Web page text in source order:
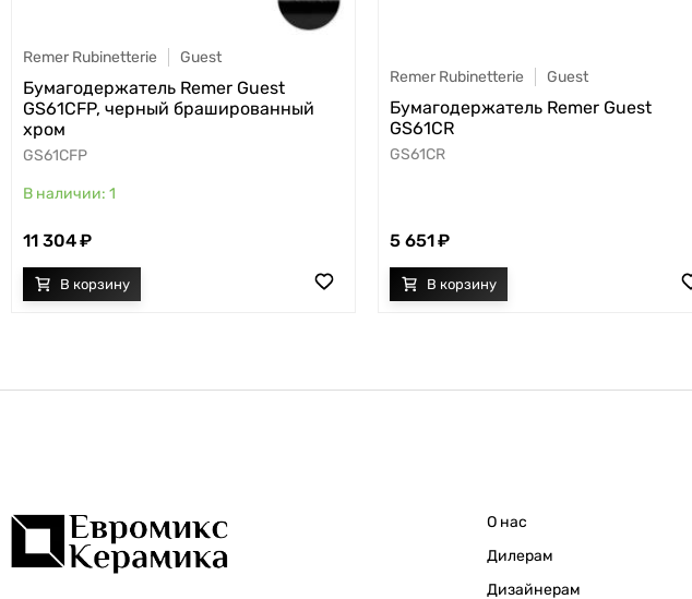
Remer Rubinetterie Guest
Бумагодержатель Remer Guest
GS61CFP, черный брашированный
хром
GS61CFP
1
11 304
Remer Rubinetterie Guest
Бумагодержатель Remer Guest
GS61CR
GS61CR
5 651
О нас
Дилерам
Дизайнерам